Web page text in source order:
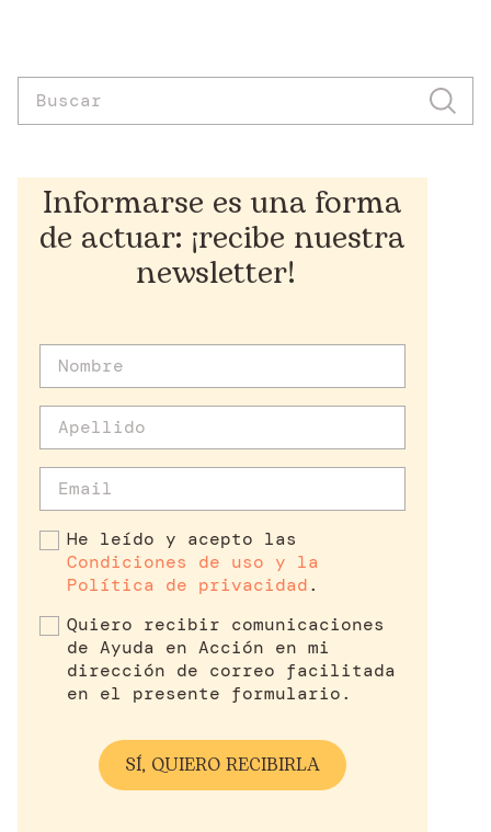
Informarse es una forma
de actuar: ¡recibe nuestra
newsletter!
He leído y acepto las
Condiciones de uso y la
Política de privacidad.
Quiero recibir comunicaciones
de Ayuda en Acción en mi
dirección de correo facilitada
en el presente formulario.